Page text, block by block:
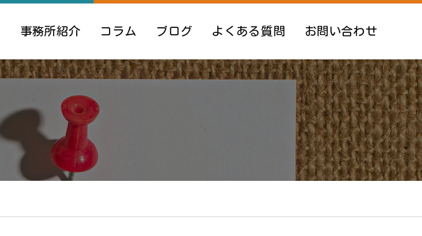
事務所紹介 コラム ブログ よくある質問 お問い合わせ